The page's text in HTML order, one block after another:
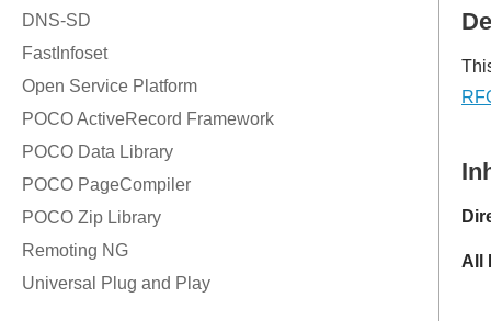
All